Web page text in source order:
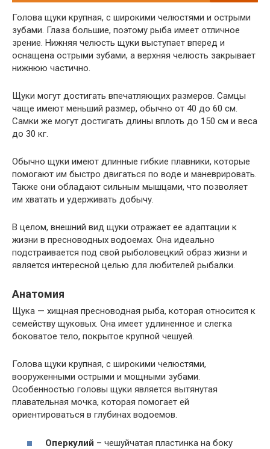
Голова щуки крупная, с широкими челюстями и острыми
зубами. Глаза большие, поэтому рыба имеет отличное
зрение. Нижняя челюсть щуки выступает вперед и
оснащена острыми зубами, а верхняя челюсть закрывает
нижнюю частично.
Щуки могут достигать впечатляющих размеров. Самцы
чаще имеют меньший размер, обычно от 40 до 60 см.
Самки же могут достигать длины вплоть до 150 см и веса
до 30 кг.
Обычно щуки имеют длинные гибкие плавники, которые
помогают им быстро двигаться по воде и маневрировать.
Также они обладают сильным мышцами, что позволяет
им хватать и удерживать добычу.
В целом, внешний вид щуки отражает ее адаптации к
жизни в пресноводных водоемах. Она идеально
подстраивается под свой рыболовецкий образ жизни и
является интересной целью для любителей рыбалки.
Анатомия
Щука — хищная пресноводная рыба, которая относится к
семейству щуковых. Она имеет удлиненное и слегка
боковатое тело, покрытое крупной чешуей.
Голова щуки крупная, с широкими челюстями,
вооруженными острыми и мощными зубами.
Особенностью головы щуки является вытянутая
плавательная мочка, которая помогает ей
ориентироваться в глубинах водоемов.
Оперкулий – чешуйчатая пластинка на боку